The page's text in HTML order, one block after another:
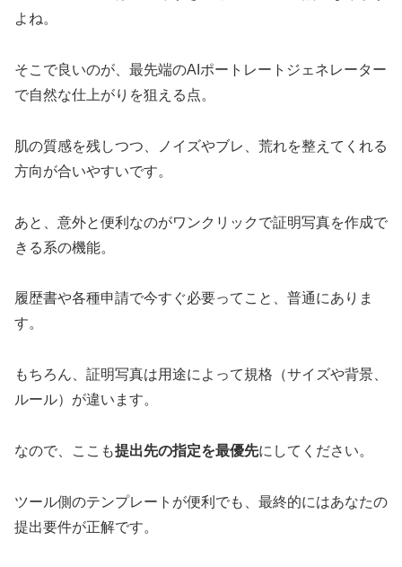
よね。
そこで良いのが、最先端のAIポートレートジェネレーター
で自然な仕上がりを狙える点。
肌の質感を残しつつ、ノイズやブレ、荒れを整えてくれる
方向が合いやすいです。
あと、意外と便利なのがワンクリックで証明写真を作成で
きる系の機能。
履歴書や各種申請で今すぐ必要ってこと、普通にありま
す。
もちろん、証明写真は用途によって規格（サイズや背景、
ルール）が違います。
なので、ここも提出先の指定を最優先にしてください。
ツール側のテンプレートが便利でも、最終的にはあなたの
提出要件が正解です。